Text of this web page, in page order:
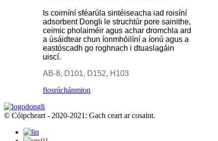
Is coirníní sféarúla sintéiseacha iad roisíní
adsorbent Dongli le struchtúr pore sainithe,
ceimic pholaiméir agus achar dromchla ard
a úsáidtear chun íonmhóilíní a íonú agus a
eastóscadh go roghnach i dtuaslagáin
uiscí.
AB-8, D101, D152, H103
fiosrúchánmion
© Cóipcheart - 2020-2021: Gach ceart ar cosaint.